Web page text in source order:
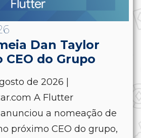
Dan Taylor
CEO do Grupo
de 2026 |
A Flutter
a nomeação de
próximo CEO do grupo,